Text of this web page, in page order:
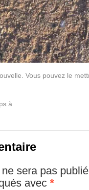
. Vous pouvez le
à
sera pas
avec *